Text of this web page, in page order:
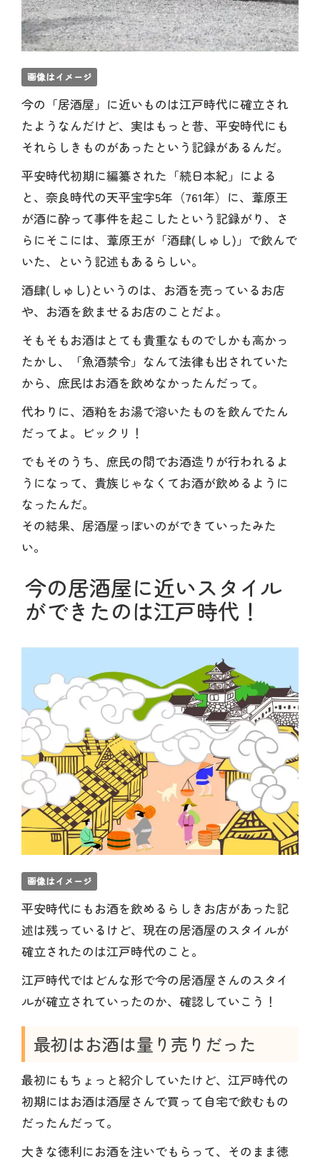
画像はイメージ
今の「居酒屋」に近いものは江戸時代に確立され
たようなんだけど、実はもっと昔、平安時代にも
それらしきものがあったという記録があるんだ。
平安時代初期に編纂された「続日本紀」による
と、奈良時代の天平宝字5年（761年）に、葦原王
が酒に酔って事件を起こしたという記録がり、さ
らにそこには、葦原王が「酒肆(しゅし)」で飲んで
いた、という記述もあるらしい。
酒肆(しゅし)というのは、お酒を売っているお店
や、お酒を飲ませるお店のことだよ。
そもそもお酒はとても貴重なものでしかも高かっ
たかし、「魚酒禁令」なんて法律も出されていた
から、庶民はお酒を飲めなかったんだって。
代わりに、酒粕をお湯で溶いたものを飲んでたん
だってよ。ビックリ！
でもそのうち、庶民の間でお酒造りが行われるよ
うになって、貴族じゃなくてお酒が飲めるように
なったんだ。
その結果、居酒屋っぽいのができていったみた
い。
今の居酒屋に近いスタイル
ができたのは江戸時代！
画像はイメージ
平安時代にもお酒を飲めるらしきお店があった記
述は残っているけど、現在の居酒屋のスタイルが
確立されたのは江戸時代のこと。
江戸時代ではどんな形で今の居酒屋さんのスタイ
ルが確立されていったのか、確認していこう！
最初はお酒は量り売りだった
最初にもちょっと紹介していたけど、江戸時代の
初期にはお酒は酒屋さんで買って自宅で飲むもの
だったんだって。
大きな徳利にお酒を注いでもらって、そのまま徳